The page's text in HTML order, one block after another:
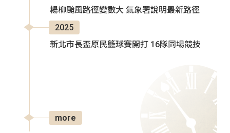
楊柳颱風路徑變數大 氣象署說明最新路徑
2025
新北市長盃原民籃球賽開打 16隊同場競技
more